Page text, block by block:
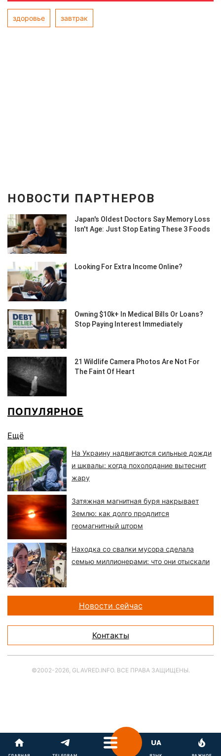
здоровье завтрак
ПОПУЛЯРНОЕ
Ещё
На Украину надвигаются сильные дожди
и шквалы: когда похолодание вытеснит
жару
Затяжная магнитная буря накрывает
Землю: как долго продлится
геомагнитный шторм
Находка со свалки мусора сделала
семью миллионерами: что они отыскали
Новости сейчас
Контакты
©2002-2026, GLAVRED.INFO. ВСЕ ПРАВА ЗАЩИЩЕНЫ.